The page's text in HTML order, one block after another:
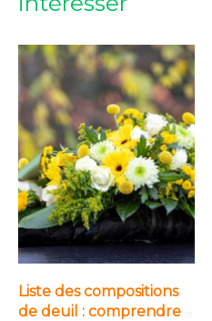
Liste des compositions
de deuil : comprendre